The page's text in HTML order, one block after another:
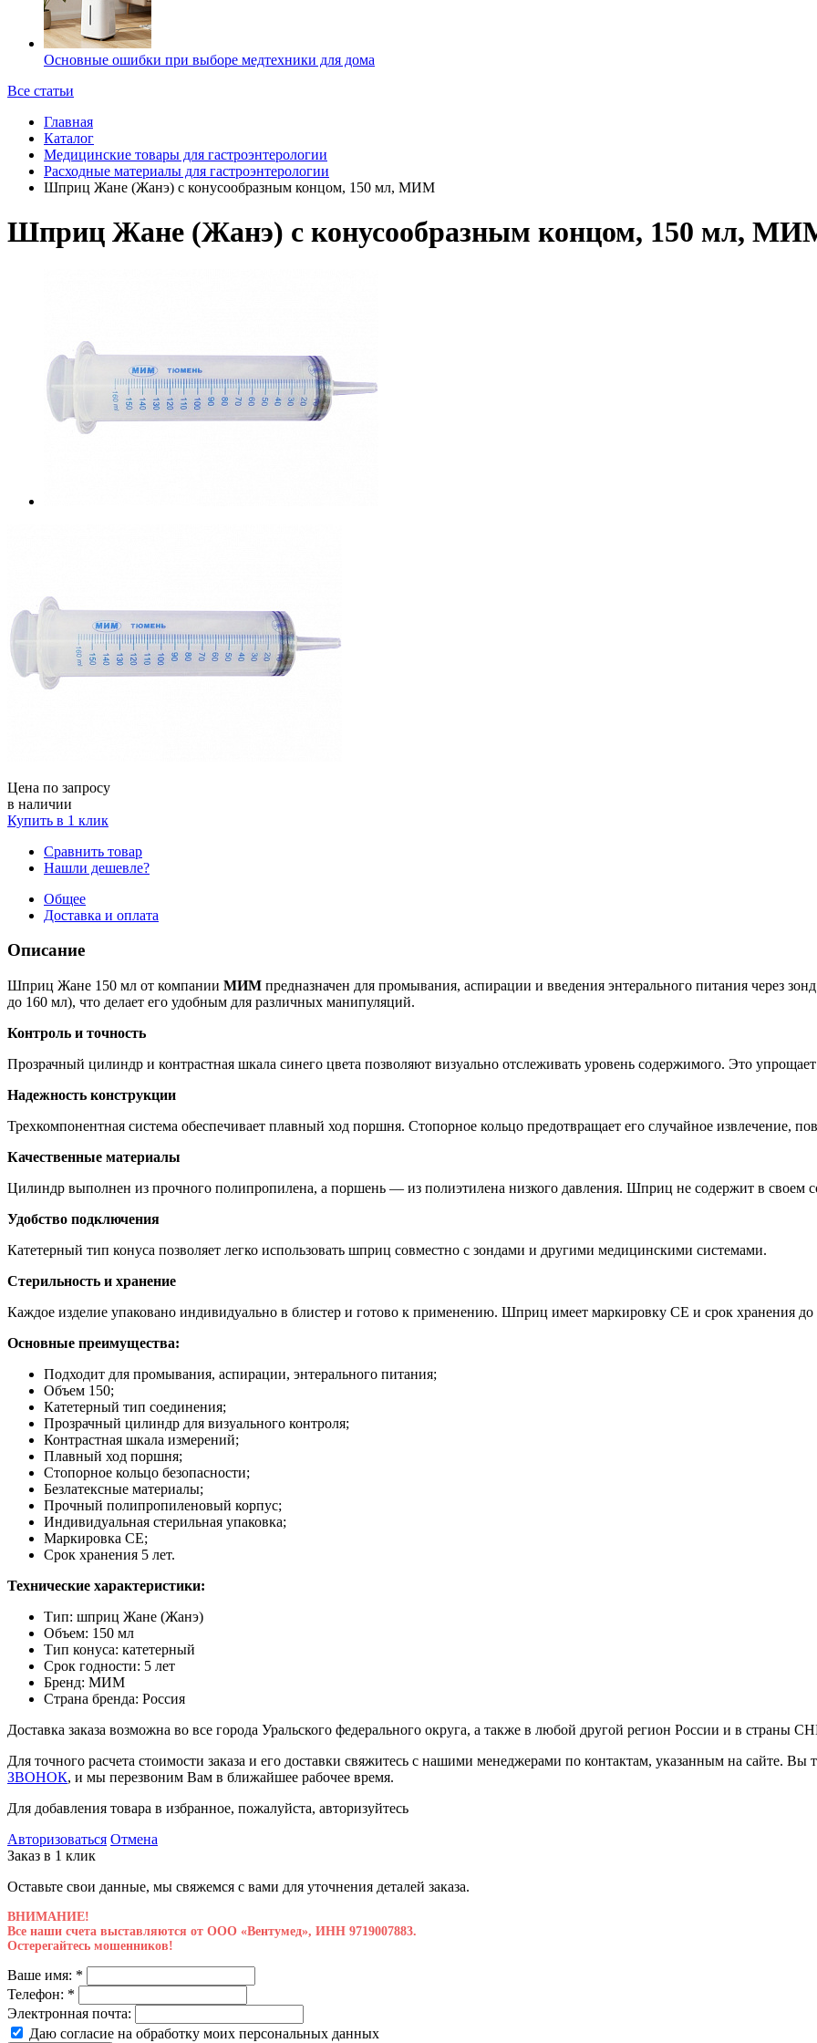
Основные ошибки при выборе медтехники для дома
Все статьи
Главная
Каталог
Медицинские товары для гастроэнтерологии
Расходные материалы для гастроэнтерологии
Шприц Жане (Жанэ) с конусообразным концом, 150 мл, МИМ
Шприц Жане (Жанэ) с конусообразным концом, 150 мл,
Цена по запросу
в наличии
Купить в 1 клик
Сравнить товар
Нашли дешевле?
Общее
Доставка и оплата
Описание
Шприц Жане 150 мл от компании МИМ предназначен для промывания, аспирации и введения энтерального питания через
до 160 мл), что делает его удобным для различных манипуляций.
Контроль и точность
Прозрачный цилиндр и контрастная шкала синего цвета позволяют визуально отслеживать уровень содержимого. Это
Надежность конструкции
Трехкомпонентная система обеспечивает плавный ход поршня. Стопорное кольцо предотвращает его случайное извлечение,
Качественные материалы
Цилиндр выполнен из прочного полипропилена, а поршень — из полиэтилена низкого давления. Шприц не содержит в своем
Удобство подключения
Катетерный тип конуса позволяет легко использовать шприц совместно с зондами и другими медицинскими системами.
Стерильность и хранение
Каждое изделие упаковано индивидуально в блистер и готово к применению. Шприц имеет маркировку CE и срок хранения до
Основные преимущества:
Подходит для промывания, аспирации, энтерального питания;
Объем 150;
Катетерный тип соединения;
Прозрачный цилиндр для визуального контроля;
Контрастная шкала измерений;
Плавный ход поршня;
Стопорное кольцо безопасности;
Безлатексные материалы;
Прочный полипропиленовый корпус;
Индивидуальная стерильная упаковка;
Маркировка СЕ;
Срок хранения 5 лет.
Технические характеристики:
Тип: шприц Жане (Жанэ)
Объем: 150 мл
Тип конуса: катетерный
Срок годности: 5 лет
Бренд: МИМ
Страна бренда: Россия
Доставка заказа возможна во все города Уральского федерального округа, а также в любой другой регион России и в страны
Для точного расчета стоимости заказа и его доставки свяжитесь с нашими менеджерами по контактам, указанным на сайте.
ЗВОНОК, и мы перезвоним Вам в ближайшее рабочее время.
Для добавления товара в избранное, пожалуйста, авторизуйтесь
Авторизоваться Отмена
Заказ в 1 клик
Оставьте свои данные, мы свяжемся с вами для уточнения деталей заказа.
ВНИМАНИЕ!
Все наши счета выставляются от ООО «Вентумед», ИНН 9719007883.
Остерегайтесь мошенников!
Ваше имя: *
Телефон: *
Электронная почта:
Даю согласие на обработку моих персональных данных